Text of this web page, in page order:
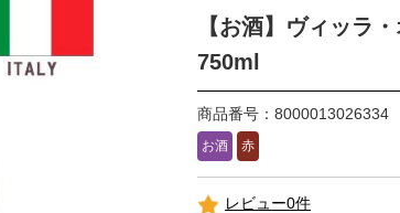
【お酒】ヴィッラ
750ml
商品番号：8000013026334
お酒 赤
レビュー0件